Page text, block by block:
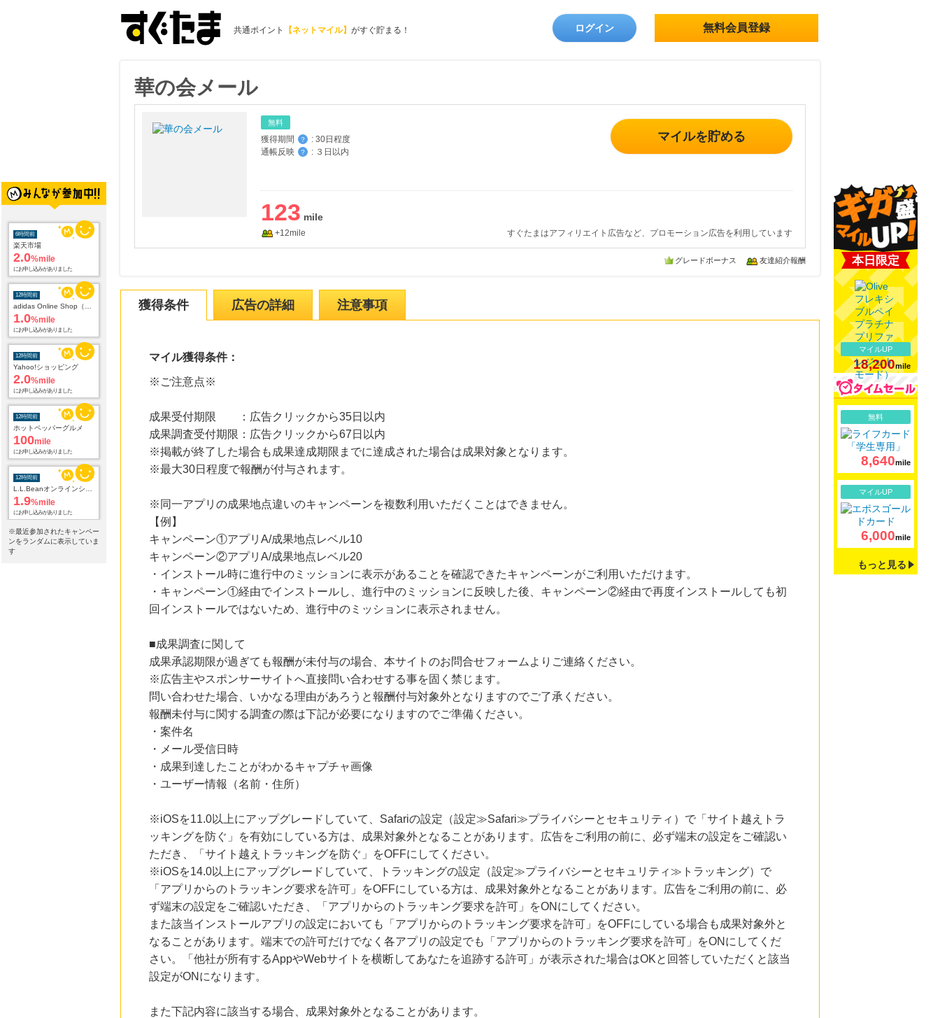
共通ポイント 【ネットマイル】 がすぐ貯まる！ ログイン 無料会員登録
6時間前
楽天市場
2.0%mile
にお申し込みがありました
12時間前
1.0%mile
にお申し込みがありました
12時間前
Yahoo!ショッピング
2.0%mile
にお申し込みがありました
12時間前
ホットペッパーグルメ
100mile
にお申し込みがありました
12時間前
1.9%mile
にお申し込みがありました
12時間前
電子貸本Renta!
※最近参加されたキャンペー
ンをランダムに表示していま
す
華の会メール
無料
獲得期間 ？ : 30日程度
通帳反映
？ : ３日以内
マイルを貯める
123
+12mile すぐたまはアフィリエイト広告など、プロモーション広告を利用しています
グレードボーナス 友達紹介報酬
獲得条件 広告の詳細 注意事項
マイル獲得条件：
※ご注意点※
成果受付期限 ：広告クリックから35日以内
成果調査受付期限：広告クリックから67日以内
※掲載が終了した場合も成果達成期限までに達成された場合は成果対象となります。
※最大30日程度で報酬が付与されます。
※同一アプリの成果地点違いのキャンペーンを複数利用いただくことはできません。
【例】
キャンペーン①アプリA/成果地点レベル10
キャンペーン②アプリA/成果地点レベル20
・インストール時に進行中のミッションに表示があることを確認できたキャンペーンがご利用いただけます。
・キャンペーン①経由でインストールし、進行中のミッションに反映した後、キャンペーン②経由で再度インストールしても初
回インストールではないため、進行中のミッションに表示されません。
■成果調査に関して
成果承認期限が過ぎても報酬が未付与の場合、本サイトのお問合せフォームよりご連絡ください。
※広告主やスポンサーサイトへ直接問い合わせする事を固く禁じます。
問い合わせた場合、いかなる理由があろうと報酬付与対象外となりますのでご了承ください。
報酬未付与に関する調査の際は下記が必要になりますのでご準備ください。
・案件名
・メール受信日時
・成果到達したことがわかるキャプチャ画像
・ユーザー情報（名前・住所）
※iOSを11.0以上にアップグレードしていて、Safariの設定（設定≫Safari≫プライバシーとセキュリティ）で「サイト越えトラ
ッキングを防ぐ」を有効にしている方は、成果対象外となることがあります。広告をご利用の前に、必ず端末の設定をご確認い
ただき、「サイト越えトラッキングを防ぐ」をOFFにしてください。
※iOSを14.0以上にアップグレードしていて、トラッキングの設定（設定≫プライバシーとセキュリティ≫トラッキング）で
「アプリからのトラッキング要求を許可」をOFFにしている方は、成果対象外となることがあります。広告をご利用の前に、必
ず端末の設定をご確認いただき、「アプリからのトラッキング要求を許可」をONにしてください。
また該当インストールアプリの設定においても「アプリからのトラッキング要求を許可」をOFFにしている場合も成果対象外と
なることがあります。端末での許可だけでなく各アプリの設定でも「アプリからのトラッキング要求を許可」をONにしてくだ
さい。「他社が所有するAppやWebサイトを横断してあなたを追跡する許可」が表示された場合はOKと回答していただくと該当
設定がONになります。
また下記内容に該当する場合、成果対象外となることがあります。
本日限定
マイルUP
18,200mile
無料
8,640mile
マイルUP
6,000mile
もっと見る